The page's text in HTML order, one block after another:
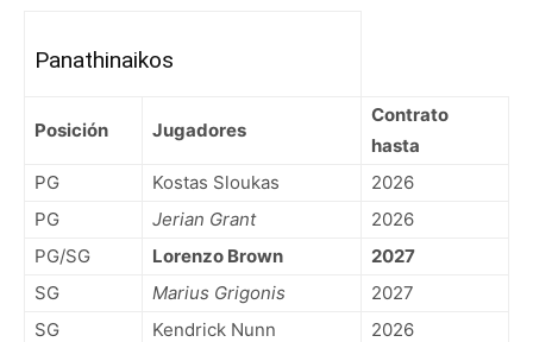
Panathinaikos
Posición Jugadores
Contrato
hasta
PG
Kostas Sloukas
2026
PG
Jerian Grant
2026
PG/SG
Lorenzo Brown
2027
SG
Marius Grigonis
2027
SG
Kendrick Nunn
2026